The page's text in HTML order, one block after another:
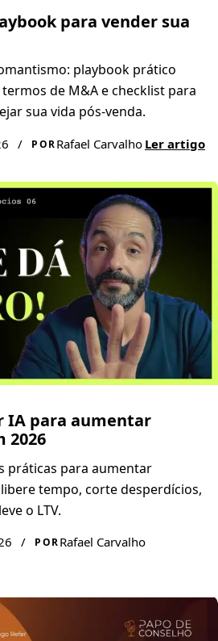
para vender sua
playbook prático
de M&A e checklist para
sua vida pós-venda.
/ PORRafael Carvalho Ler artigo
IA para aumentar
2026
práticas para aumentar
tempo, corte desperdícios,
o LTV.
/ PORRafael Carvalho